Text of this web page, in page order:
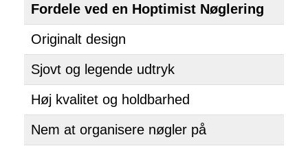
Fordele ved en Hoptimist Nøglering
Originalt design
Sjovt og legende udtryk
Høj kvalitet og holdbarhed
Nem at organisere nøgler på